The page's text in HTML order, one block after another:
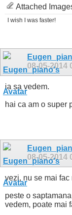
Attached
I wish I was faster!
08-05-2014
ia sa vedem.
hai ca am o super
08-05-2014
vezi, nu se mai
peste o
vedem, poate mai